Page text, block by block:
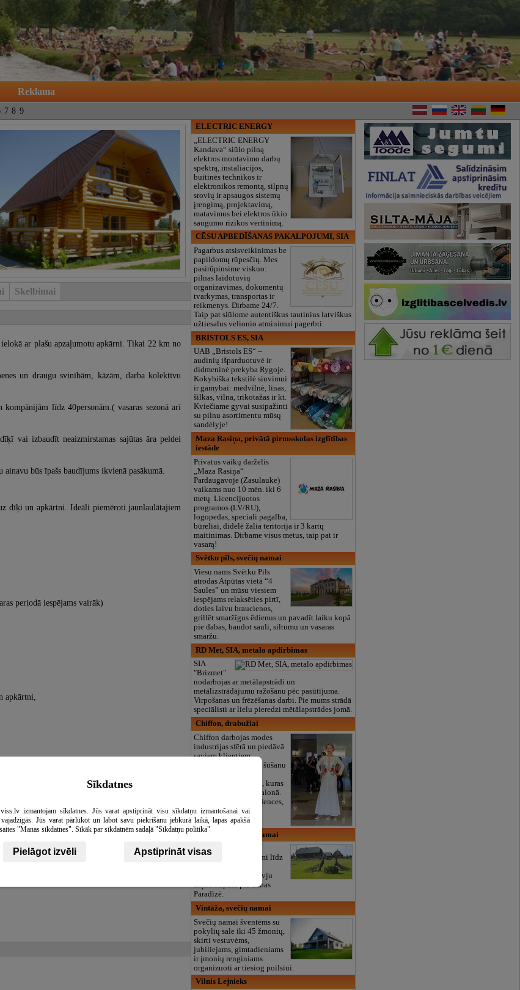
Reklama
7 8 9
Skelbimai
ar plašu apzaļumotu apkārni. Tikai 22 km no
un draugu svinībām, kāzām, darba kolektīvu
līdz 40personām.( vasaras sezonā arī
vai izbaudīt neaizmirstamas sajūtas āra peldei
būs īpašs baudījums ikvienā pasākumā.
dīķi un apkārtni. Ideāli piemēroti jaunlaulātajiem
periodā iespējams vairāk)
apkārtni,
ELECTRIC ENERGY
„ELECTRIC ENERGY
Kandava“ siūlo pilną
elektros montavimo darbų
spektrą, instaliacijos,
buitinės technikos ir
elektronikos remontą, silpnų
srovių ir apsaugos sistemų
įrengimą, projektavimą,
matavimus bei elektros ūkio
saugumo rizikos vertinimą.
CĒSU APBEDĪŠANAS PAKALPOJUMI, SIA
Pagarbus atsisveikinimas be
papildomų rūpesčių. Mes
pasirūpinsime viskuo:
pilnas laidotuvių
organizavimas, dokumentų
tvarkymas, transportas ir
reikmenys. Dirbame 24/7.
Taip pat siūlome autentiškus tautinius latviškus
užtiesalus velionio atminimui pagerbti.
BRISTOLS ES, SIA
UAB „Bristols ES“ –
audinių išparduotuvė ir
didmeninė prekyba Rygoje.
Kokybiška tekstilė siuvimui
ir gamybai: medvilnė, linas,
šilkas, vilna, trikotažas ir kt.
Kviečiame gyvai susipažinti
su pilnu asortimentu mūsų
sandėlyje!
Maza Rasiņa, privātā pirmsskolas izglītības
iestāde
Privatus vaikų darželis
„Maza Rasiņa“
Pardaugavoje (Zasulauke)
vaikams nuo 10 mėn. iki 6
metų. Licencijuotos
programos (LV/RU),
logopedas, speciali pagalba,
būreliai, didelė žalia teritorija ir 3 kartų
maitinimas. Dirbame visus metus, taip pat ir
vasarą!
Svētku pils, svečių namai
Viesu nams Svētku Pils
atrodas Atpūtas vietā “4
Saules” un mūsu viesiem
iespējams relaksēties pirtī,
doties laivu braucienos,
grillēt smaržīgus ēdienus un pavadīt laiku kopā
pie dabas, baudot sauli, siltumu un vasaras
smaržu.
RD Met, SIA, metalo apdirbimas
SIA
"Brizmet"
nodarbojas ar metālapstrādi un
metālizstrādājumu ražošanu pēc pasūtījuma.
Virpošanas un frēzēšanas darbi. Pie mums strādā
speciālisti ar lielu pieredzi mētālapstrādes jomā.
Chiffon, drabužiai
Chiffon darbojas modes
industrijas sfērā un piedāvā
saviem klientiem
individuālo apģērbu šūšanu
sērijveida kolekcijas, kuras
tiek realizētas savā salonā.
Jaunākās modes tendences,
labākās cenas.
Paradīzes, svečių namai
Viesu nams
korporatīvie pasākumi līdz
17 zivju
dīķos. Atpūta pie dabas
Paradīzē.
Vintāža, svečių namai
Svečių namai šventėms su
pokylių sale iki 45 žmonių,
skirti vestuvėms,
jubiliejams, gimtadieniams
ir įmonių renginiams
organizuoti ar tiesiog poilsiui.
Vilnis Lejnieks
Sīkdatnes
izmantojam sīkdatnes. Jūs varat apstiprināt visu sīkdatņu izmantošanai vai
Jūs varat pārlūkot un labot savu piekrišanu jebkurā laikā, lapas apakšā
"Manas sīkdatnes". Sīkāk par sīkdatnēm sadaļā "Sīkdatņu politika"
Pielāgot izvēli Apstiprināt visas